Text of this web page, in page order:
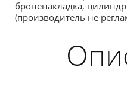
броненакладка,
(производитель не